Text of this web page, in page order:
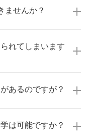
ませんか？
転職に成功した方
た職場を選ばれて
れてしまいます
ありません！
いた上で、転職希
あるのですが？
など、どんな小さ
は可能ですか？